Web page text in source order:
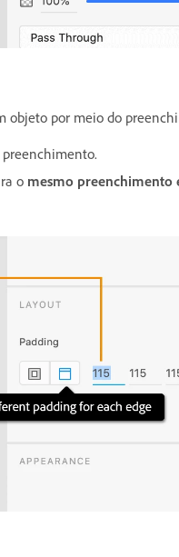
por meio do
o mesmo preenchimento